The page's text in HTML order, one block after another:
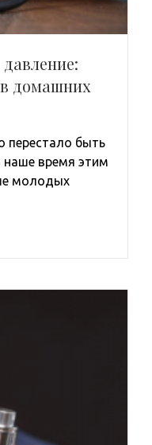
домашних
перестало быть
время этим
молодых